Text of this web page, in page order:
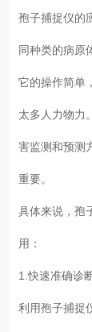
孢子捕捉仪的
同种类的病原
它的操作简单
太多人力物力
害监测和预测
重要。
具体来说，孢
用：
1.快速准确诊
利用孢子捕捉